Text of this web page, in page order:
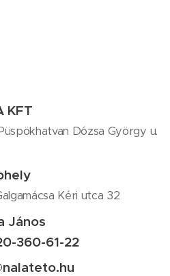
KFT
Dózsa György u.
Kéri utca 32
János
360-61-22